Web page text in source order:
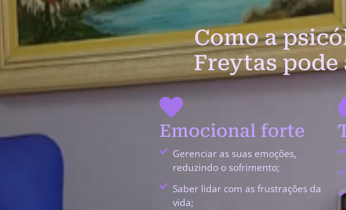
Como a
Freytas pode
Emocional forte
Gerenciar as suas emoções,
reduzindo o sofrimento;
Saber lidar com as frustrações da
vida;